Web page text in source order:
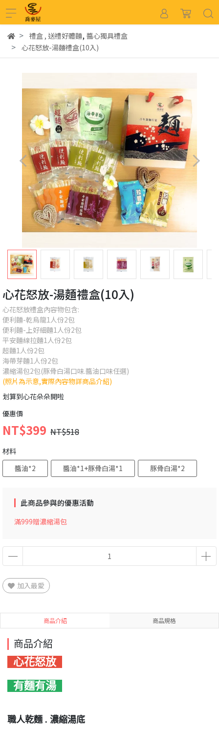
禮盒, 送禮好體麵, 醬心獨具禮盒
心花怒放-湯麵禮盒(10入)
心花怒放-湯麵禮盒(10入)
心花怒放禮盒內容物包含:
便利麵-乾烏龍1人份2包
便利麵-上好細麵1人份2包
平安麵線拉麵1人份2包
超麵1人份2包
海帶芽麵1人份2包
濃縮湯包2包(豚骨白湯口味.醬油口味任選)
(照片為示意,實際內容物詳商品介紹)
划算到心花朵朵開啦
優惠價
NT$399 NT$518
材料
醬油*2
醬油*1+豚骨白湯*1 豚骨白湯*2
此商品參與的優惠活動
滿999贈濃縮湯包
加入最愛
商品介紹 商品規格
商品介紹
心花怒放
有麵有湯
職人乾麵 . 濃縮湯底